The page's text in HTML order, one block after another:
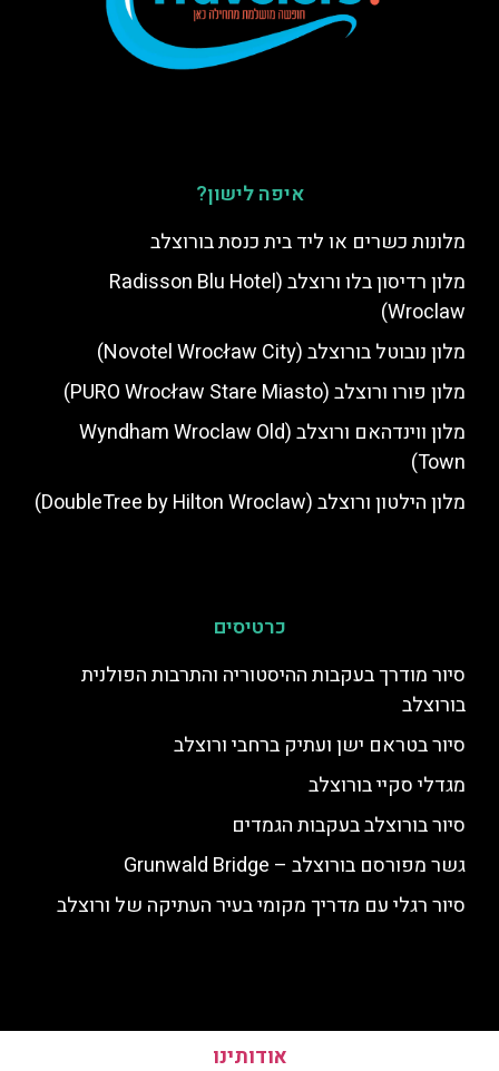
איפה לישון?
מלונות כשרים או ליד בית כנסת בורוצלב
מלון רדיסון בלו ורוצלב (Radisson Blu Hotel
Wroclaw)
מלון נובוטל בורוצלב (Novotel Wrocław City)
מלון פורו ורוצלב (PURO Wrocław Stare Miasto)
מלון ווינדהאם ורוצלב (Wyndham Wroclaw Old
Town)
מלון הילטון ורוצלב (DoubleTree by Hilton Wroclaw)
כרטיסים
סיור מודרך בעקבות ההיסטוריה והתרבות הפולנית
בורוצלב
סיור בטראם ישן ועתיק ברחבי ורוצלב
מגדלי סקיי בורוצלב
סיור בורוצלב בעקבות הגמדים
גשר מפורסם בורוצלב – Grunwald Bridge
סיור רגלי עם מדריך מקומי בעיר העתיקה של ורוצלב
אודותינו